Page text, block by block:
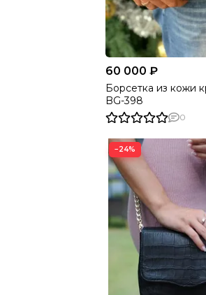
60 000 ₽
Борсетка из кожи
BG-398
0
−24%